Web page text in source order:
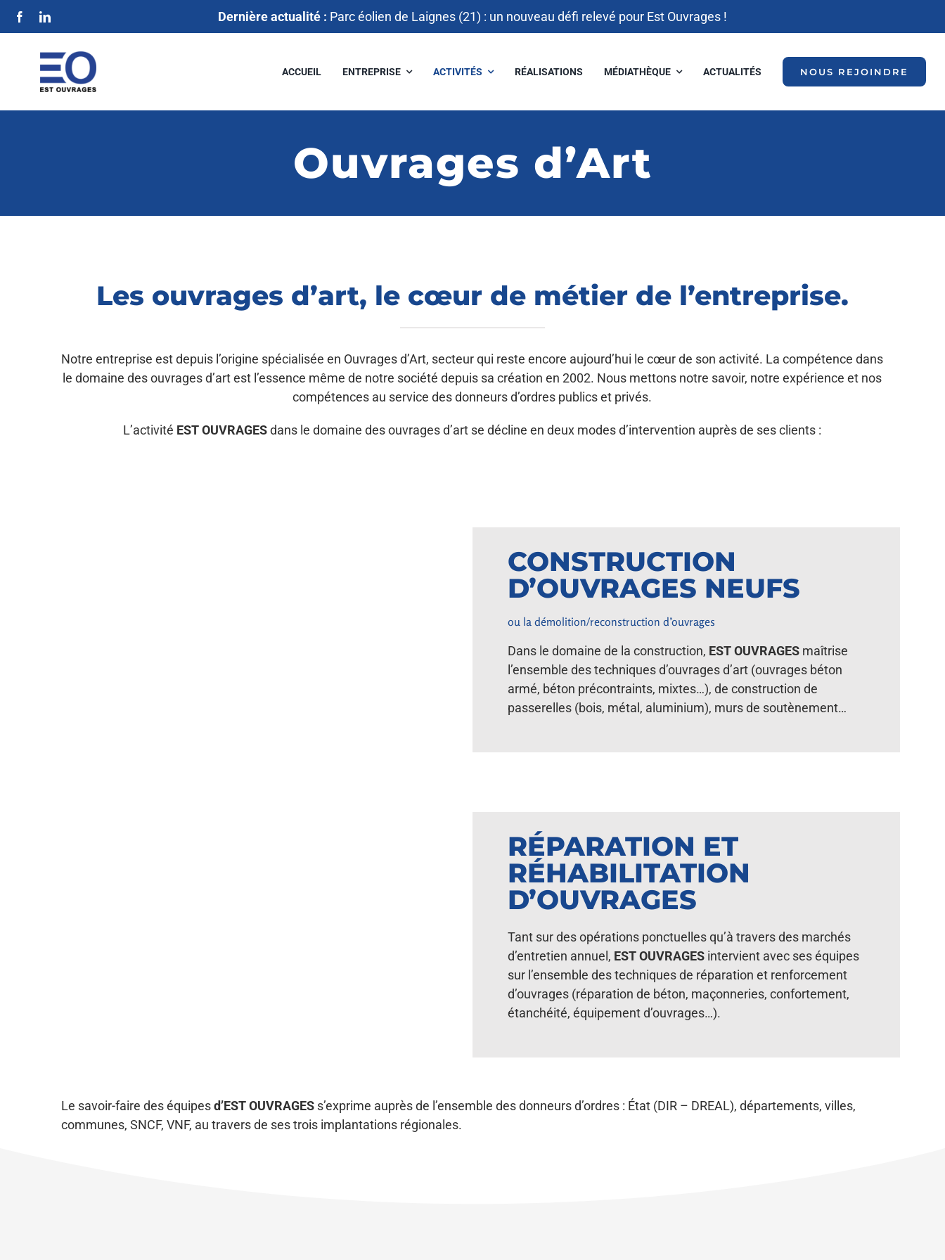
Passer
Dernière actualité : Parc éolien de Laignes (21) : un nouveau défi relevé pour Est Ouvrages !
ACCUEIL ENTREPRISE ACTIVITÉS RÉALISATIONS MÉDIATHÈQUE ACTUALITÉS NOUS REJOINDRE
Ouvrages d’Art
Les ouvrages d’art, le cœur de métier de l’entreprise.
Notre entreprise est depuis l’origine spécialisée en Ouvrages d’Art, secteur qui reste encore aujourd’hui le cœur de son activité. La compétence dans
le domaine des ouvrages d’art est l’essence même de notre société depuis sa création en 2002. Nous mettons notre savoir, notre expérience et nos
compétences au service des donneurs d’ordres publics et privés.
L’activité EST OUVRAGESdans le domaine des ouvrages d’art se décline en deux modes d’intervention auprès de ses clients :
CONSTRUCTION
D’OUVRAGES NEUFS
ou la démolition/reconstruction d’ouvrages
Dans le domaine de la construction, EST OUVRAGESmaîtrise
l’ensemble des techniques d’ouvrages d’art (ouvrages béton
armé, béton précontraints, mixtes…), de construction de
passerelles (bois, métal, aluminium), murs de soutènement…
RÉPARATION ET
RÉHABILITATION
D’OUVRAGES
Tant sur des opérations ponctuelles qu’à travers des marchés
d’entretien annuel, EST OUVRAGESintervient avec ses équipes
sur l’ensemble des techniques de réparation et renforcement
d’ouvrages (réparation de béton, maçonneries, confortement,
étanchéité, équipement d’ouvrages…).
Le savoir-faire des équipesd’EST OUVRAGESs’exprime auprès de l’ensemble des donneurs d’ordres : État (DIR – DREAL), départements, villes,
communes, SNCF, VNF, au travers de ses trois implantations régionales.